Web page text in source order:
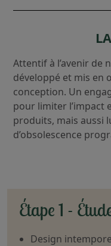
Attentif à l’avenir de
développé et mis en
conception. Un
pour limiter l’impact
produits, mais aussi
d’obsolescence
Étape 1 -
Design